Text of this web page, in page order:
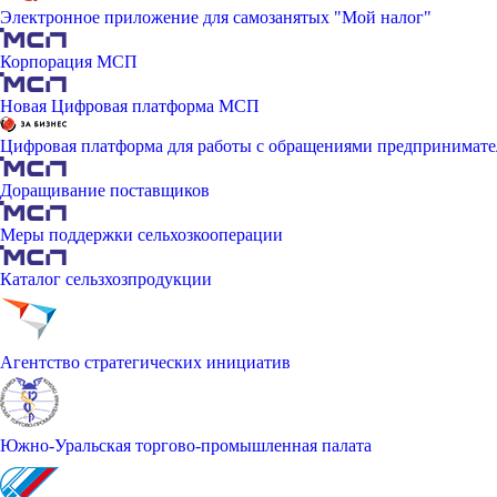
Электронное приложение для самозанятых "Мой налог"
Корпорация МСП
Новая Цифровая платформа МСП
Цифровая платформа для работы с обращениями
Доращивание поставщиков
Меры поддержки сельхозкооперации
Каталог сельзхозпродукции
Агентство стратегических инициатив
Южно-Уральская торгово-промышленная палата